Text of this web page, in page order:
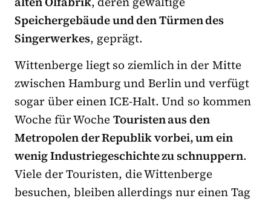
Speichergebäude und den Türmen des
Singerwerkes, geprägt.
Wittenberge liegt so ziemlich in der Mitte
zwischen Hamburg und Berlin und verfügt
sogar über einen ICE-Halt. Und so kommen
Woche für WocheTouristen aus den
Metropolen der Republik vorbei, um ein
wenig Industriegeschichte zu schnuppern.
Viele der Touristen, die Wittenberge
besuchen, bleiben allerdings nur einen Tag